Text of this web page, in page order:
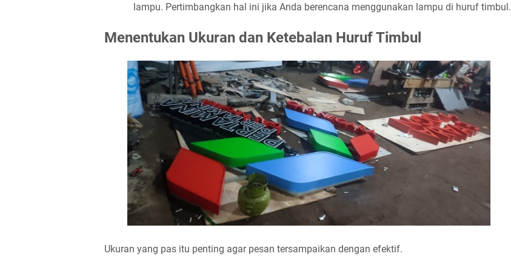
lampu. Pertimbangkan hal ini jika Anda berencana menggunakan lampu di huruf timbul.
Menentukan Ukuran dan Ketebalan Huruf Timbul
Ukuran yang pas itu penting agar pesan tersampaikan dengan efektif.